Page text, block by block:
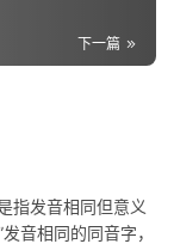
下一篇
发音相同但意义
音相同的同音字，